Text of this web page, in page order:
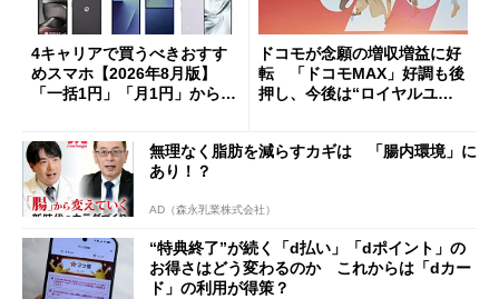
4キャリアで買うべきおすす
めスマホ【2026年8月版】
「一括1円」「月1円」からお
ドコモが念願の増収増益に好
転 「ドコモMAX」好調も後
押し、今後は“ロイヤルユー
無理なく脂肪を減らすカギは 「腸内環境」に
あり！？
AD（森永乳業株式会社）
“特典終了”が続く「d払い」「dポイント」の
お得さはどう変わるのか これからは「dカー
ド」の利用が得策？